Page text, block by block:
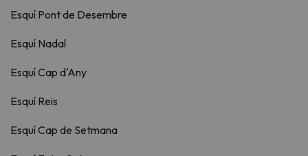
Esquí Pont de Desembre
Esquí Nadal
Esquí Cap d'Any
Esquí Reis
Esquí Cap de Setmana